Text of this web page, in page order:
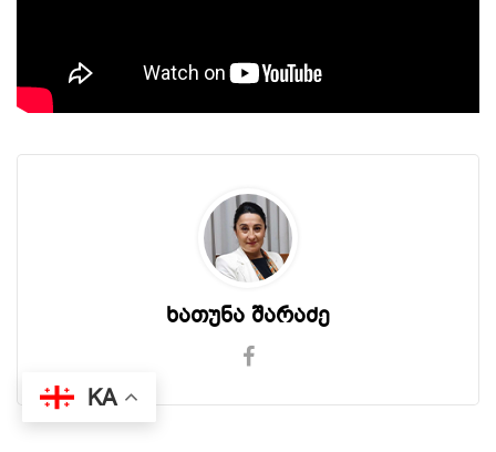
ხათუნა შარაძე
KA